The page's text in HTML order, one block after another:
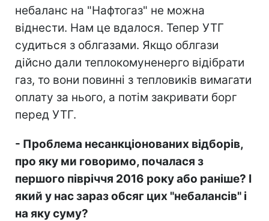
небаланс на "Нафтогаз" не можна
віднести. Нам це вдалося. Тепер УТГ
судиться з облгазами. Якщо облгази
дійсно дали теплокомуненерго відібрати
газ, то вони повинні з тепловиків вимагати
оплату за нього, а потім закривати борг
перед УТГ.
- Проблема несанкціонованих відборів,
про яку ми говоримо, почалася з
першого півріччя 2016 року або раніше? І
який у нас зараз обсяг цих "небалансів" і
на яку суму?